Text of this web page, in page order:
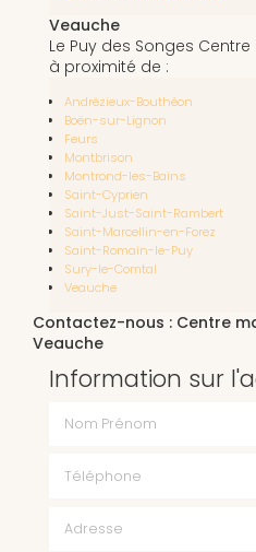
Veauche
Le Puy des Songes
à proximité de :
Andrézieux-Bouthéon
Boën-sur-Lignon
Feurs
Montbrison
Montrond-les-Bains
Saint-Cyprien
Saint-Just-Saint-Rambert
Saint-Marcellin-en-Forez
Saint-Romain-le-Puy
Sury-le-Comtal
Veauche
Contactez-nous : Centre
Veauche
Information sur